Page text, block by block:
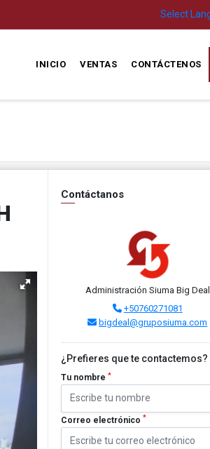
Select
INICIO VENTAS CONTÁCTENOS
Contáctanos
Administración Siuma Big Deal
+50760271081
bigdeal@gruposiuma.com
¿Prefieres que te contactemos?
Tu nombre *
Correo electrónico *